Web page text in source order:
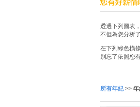
透過下列圖表
不但為您分析
在下列綠色橫
別忘了依照您
所有年紀>>